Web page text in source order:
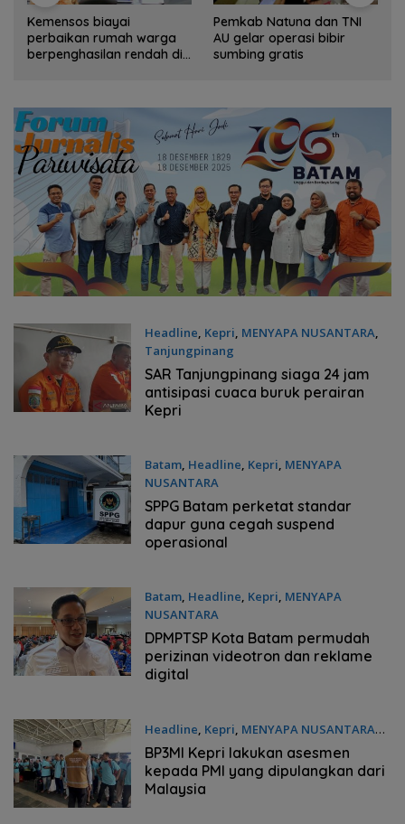
Kemensos biayai
perbaikan rumah warga
berpenghasilan rendah di
Pemkab Natuna dan TNI
AU gelar operasi bibir
sumbing gratis
Headline, Kepri, MENYAPA NUSANTARA,
Tanjungpinang
Jumat, 07/08/2026 - 19:02 WIB
SAR Tanjungpinang siaga 24 jam
antisipasi cuaca buruk perairan
Kepri
Batam, Headline, Kepri, MENYAPA
NUSANTARA
Jumat, 07/08/2026 - 19:01 WIB
SPPG Batam perketat standar
dapur guna cegah suspend
operasional
Batam, Headline, Kepri, MENYAPA
NUSANTARA
Jumat, 07/08/2026 - 18:59 WIB
DPMPTSP Kota Batam permudah
perizinan videotron dan reklame
digital
Headline, Kepri, MENYAPA NUSANTARA
Jumat, 07/08/2026 - 18:57 WIB
BP3MI Kepri lakukan asesmen
kepada PMI yang dipulangkan dari
Malaysia